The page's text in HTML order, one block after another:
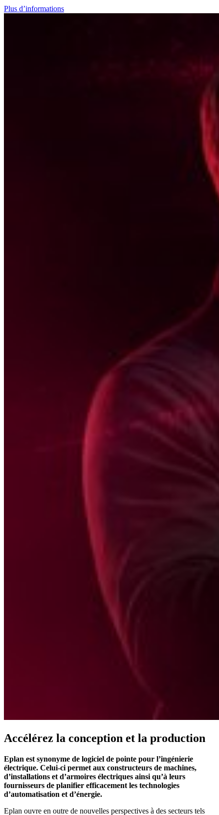
Plus d’informations
Accélérez la conception et la production
Eplan est synonyme de logiciel de pointe pour l’ingénierie
électrique. Celui-ci permet aux constructeurs de machines,
d’installations et d’armoires électriques ainsi qu’à leurs
fournisseurs de planifier efficacement les technologies
d’automatisation et d’énergie.
Eplan ouvre en outre de nouvelles perspectives à des secteurs tels